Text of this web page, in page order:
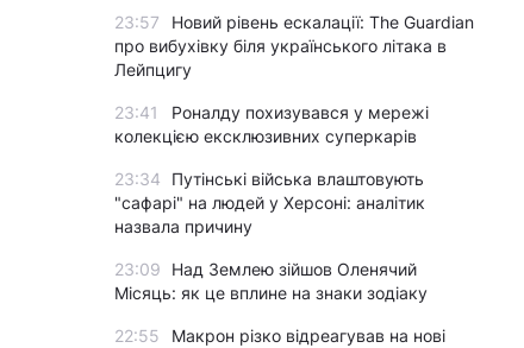
23:57
Новий рівень ескалації: The Guardian
про вибухівку біля українського літака в
Лейпцигу
23:41
Роналду похизувався у мережі
колекцією ексклюзивних суперкарів
23:34
Путінські війська влаштовують
"сафарі" на людей у Херсоні: аналітик
назвала причину
23:09
Над Землею зійшов Оленячий
Місяць: як це вплине на знаки зодіаку
22:55
Макрон різко відреагував на нові